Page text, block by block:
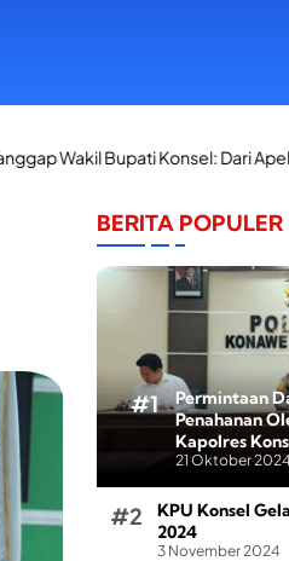
Dari Apel Siaga Bencana
BERITA POPULER
Permintaan
Penahanan
Kapolres
21 Oktober 2024
KPU Konsel
2024
3 November 2024